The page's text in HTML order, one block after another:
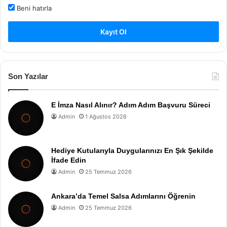
Beni hatırla
Kayıt Ol
Son Yazılar
E İmza Nasıl Alınır? Adım Adım Başvuru Süreci
Admin 1 Ağustos 2026
Hediye Kutularıyla Duygularınızı En Şık Şekilde
İfade Edin
Admin 25 Temmuz 2026
Ankara’da Temel Salsa Adımlarını Öğrenin
Admin 25 Temmuz 2026